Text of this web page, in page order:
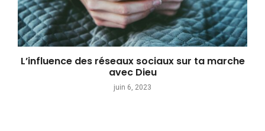
L’influence des réseaux sociaux sur ta marche
avec Dieu
juin 6, 2023